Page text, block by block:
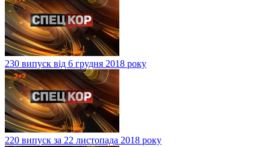
230 випуск від 6 грудня 2018 року
220 випуск за 22 листопада 2018 року